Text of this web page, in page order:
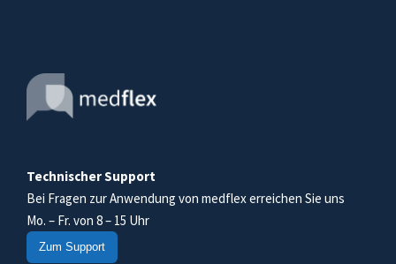
Technischer Support
Bei Fragen zur Anwendung von medflex erreichen Sie uns
Mo. – Fr. von 8 – 15 Uhr
Zum Support